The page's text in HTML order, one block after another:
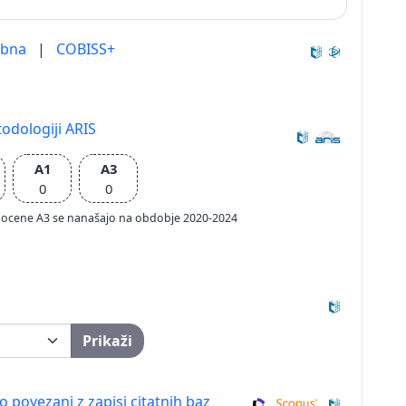
| COBISS+
ARIS
A1
0
A3
0
A3 se nanašajo na obdobje 2020-2024
Prikaži
povezani z zapisi citatnih baz